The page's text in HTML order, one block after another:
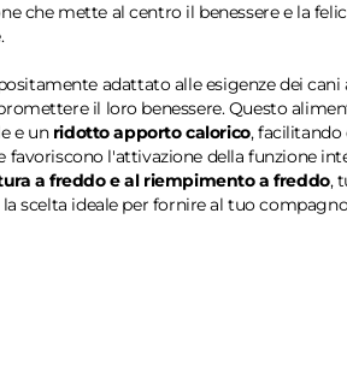
mette al centro il benessere e la
adattato alle esigenze dei cani
il loro benessere. Questo
e un ridotto apporto calorico, facilitando
favoriscono l'attivazione della funzione
a freddo e al riempimento a freddo,
scelta ideale per fornire al tuo